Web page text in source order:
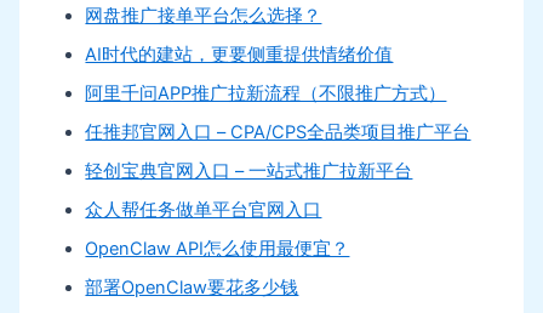
网盘推广接单平台怎么选择？
AI时代的建站，更要侧重提供情绪价值
阿里千问APP推广拉新流程（不限推广方式）
任推邦官网入口 – CPA/CPS全品类项目推广平台
轻创宝典官网入口 – 一站式推广拉新平台
众人帮任务做单平台官网入口
OpenClaw API怎么使用最便宜？
部署OpenClaw要花多少钱